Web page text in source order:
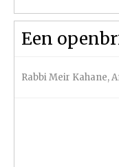
Een
Rabbi Meir Kahane,